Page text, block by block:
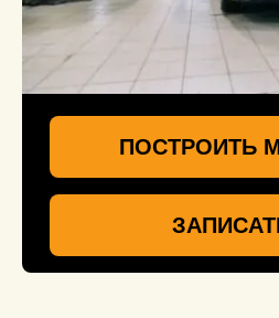
ПОСТРОИТЬ